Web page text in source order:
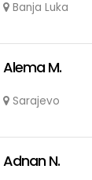
Banja Luka
Alema M.
Sarajevo
Adnan N.